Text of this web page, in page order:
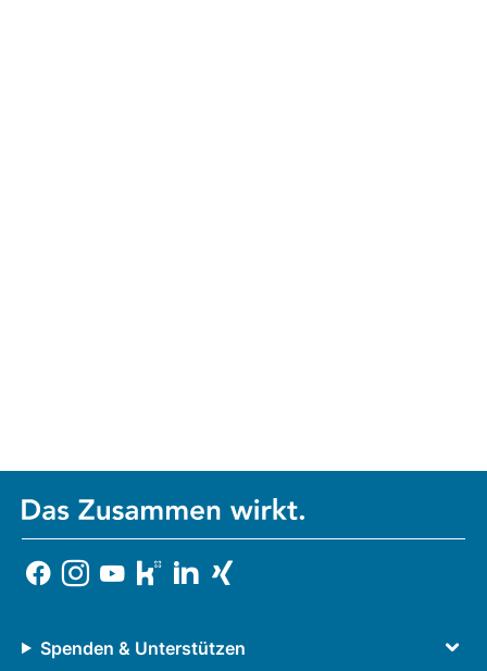
Spenden & Unterstützen